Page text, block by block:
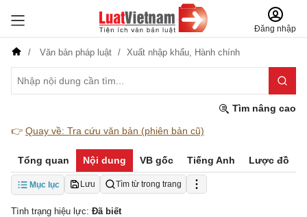
Đăng nhập
Văn bản pháp luật Xuất nhập khẩu, Hành chính
Tìm nâng cao
👉 Quay về: Tra cứu văn bản (phiên bản cũ)
Tổng quan Nội dung VB gốc Tiếng Anh Lược đồ
Mục lục Lưu Tìm từ trong trang
Tình trạng hiệu lực: Đã biết